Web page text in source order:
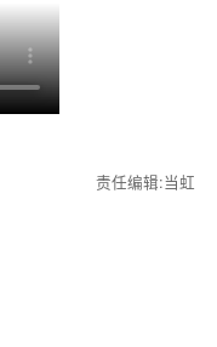
责任编辑:当虹